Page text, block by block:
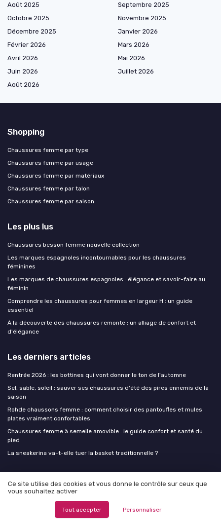
Août 2025
Septembre 2025
Octobre 2025
Novembre 2025
Décembre 2025
Janvier 2026
Février 2026
Mars 2026
Avril 2026
Mai 2026
Juin 2026
Juillet 2026
Août 2026
Shopping
Chaussures femme par type
Chaussures femme par usage
Chaussures femme par matériaux
Chaussures femme par talon
Chaussures femme par saison
Les plus lus
Chaussures besson femme nouvelle collection
Les marques espagnoles incontournables pour les chaussures
féminines
Les marques de chaussures espagnoles : élégance et savoir-faire au
féminin
Comprendre les chaussures pour femmes en largeur H : un guide
essentiel
À la découverte des chaussures remonte : un alliage de confort et
d'élégance
Les derniers articles
Rentrée 2026 : les bottines qui vont donner le ton de l'automne
Sel, sable, soleil : sauver ses chaussures d'été des pires ennemis de la
saison
Rohde chaussons femme : comment choisir des pantoufles et mules
plates vraiment confortables
Chaussures femme à semelle amovible : le guide confort et santé du
pied
La sneakerina va-t-elle tuer la basket traditionnelle ?
Ce site utilise des cookies et vous donne le contrôle sur ceux que
vous souhaitez activer
Tout accepter Personnaliser